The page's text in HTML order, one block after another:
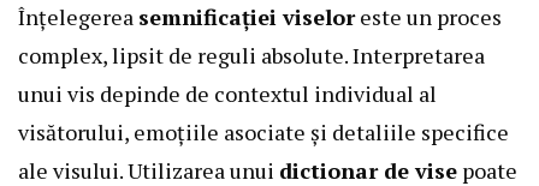
Înțelegerea semnificației viseloreste un proces
complex, lipsit de reguli absolute. Interpretarea
unui vis depinde de contextul individual al
visătorului, emoțiile asociate și detaliile specifice
ale visului. Utilizarea unui dictionar de vise poate